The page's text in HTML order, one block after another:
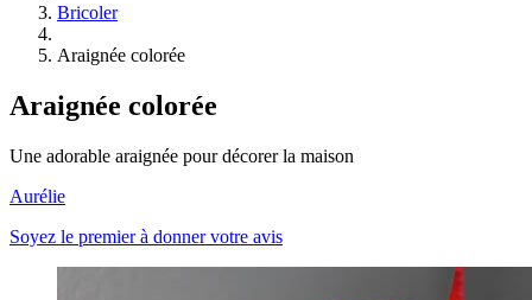
Bricoler
Araignée colorée
Araignée colorée
Une adorable araignée pour décorer la maison
Aurélie
Soyez le premier à donner votre avis